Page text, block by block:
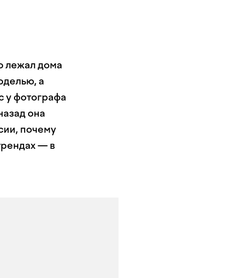
лежал дома
а
у фотографа
она
почему
— в